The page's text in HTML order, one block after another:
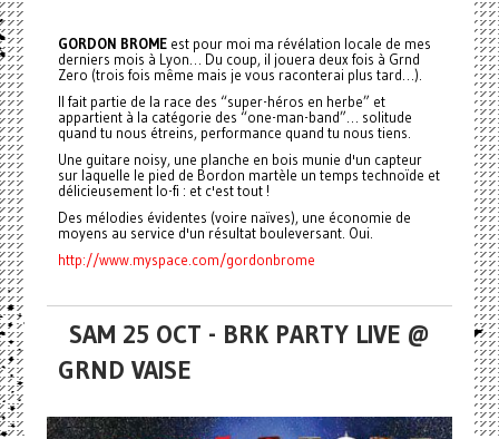
GORDON BROMEest pour moi ma révélation locale de mes
derniers mois à Lyon… Du coup, il jouera deux fois à Grnd
Zero (trois fois même mais je vous raconterai plus tard…).
Il fait partie de la race des “super-héros en herbe” et
appartient à la catégorie des “one-man-band”… solitude
quand tu nous étreins, performance quand tu nous tiens.
Une guitare noisy, une planche en bois munie d'un capteur
sur laquelle le pied de Bordon martèle un temps technoïde et
délicieusement lo-fi : et c'est tout !
Des mélodies évidentes (voire naïves), une économie de
moyens au service d'un résultat bouleversant. Oui.
http://www.myspace.com/gordonbrome
SAM 25 OCT - BRK PARTY LIVE @
GRND VAISE